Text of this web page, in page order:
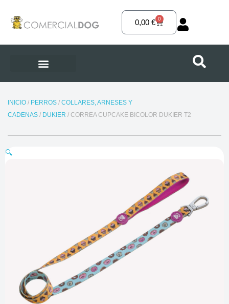
contenido
0,00€ 0
Carrito
INICIO/ PERROS/ COLLARES, ARNESES Y
CADENAS/ DUKIER / CORREA CUPCAKE BICOLOR DUKIER T2
🔍